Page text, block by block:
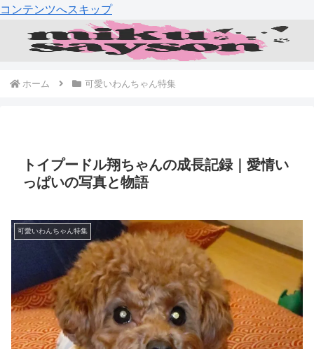
コンテンツへスキップ
ホーム 可愛いわんちゃん特集
トイプードル翔ちゃんの成長記録｜愛情い
っぱいの写真と物語
可愛いわんちゃん特集